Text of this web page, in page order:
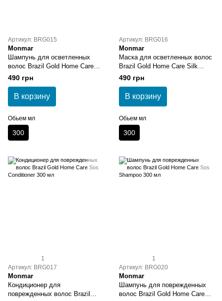
Артикул: BRG015
Monmar
Шампунь для осветленных
волос Brazil Gold Home Care
Silk Touch Shampoo 300 мл
490 грн
В корзину
Обьем мл
300
Артикул: BRG016
Monmar
Маска для осветленных волос
Brazil Gold Home Care Silk
Touch Sos Mask 300 мл
490 грн
В корзину
Обьем мл
300
1
Артикул: BRG017
Monmar
Кондиционер для
поврежденных волос Brazil
1
Артикул: BRG020
Monmar
Шампунь для поврежденных
волос Brazil Gold Home Care